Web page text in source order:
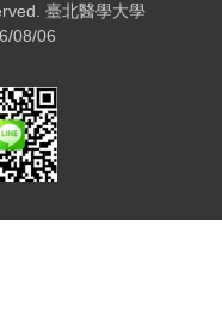
臺北醫學大學
08/06